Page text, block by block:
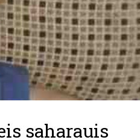
saharauis